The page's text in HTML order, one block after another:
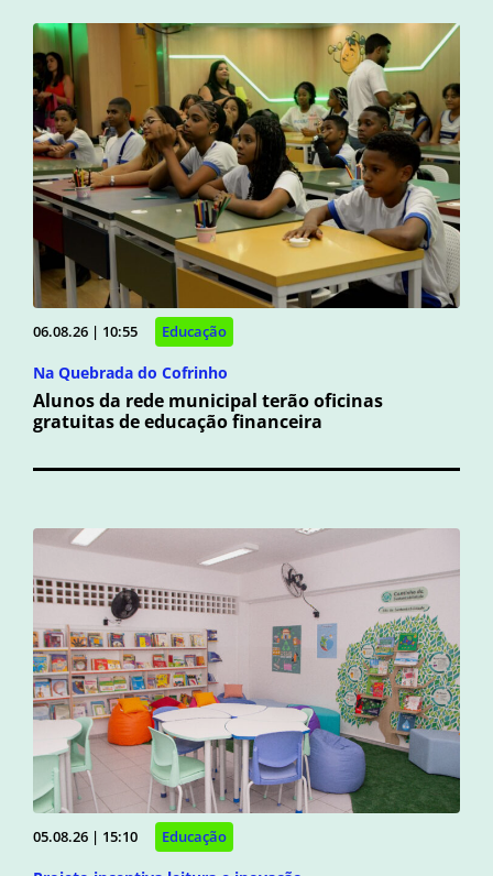
06.08.26 | 10:55 Educação
Na Quebrada do Cofrinho
Alunos da rede municipal terão oficinas
gratuitas de educação financeira
05.08.26 | 15:10 Educação